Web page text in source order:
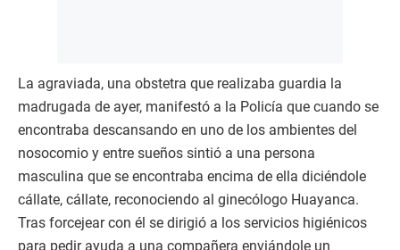
La agraviada, una obstetra que realizaba guardia la
madrugada de ayer, manifestó a la Policía que cuando se
encontraba descansando en uno de los ambientes del
nosocomio y entre sueños sintió a una persona
masculina que se encontraba encima de ella diciéndole
cállate, cállate, reconociendo al ginecólogo Huayanca.
Tras forcejear con él se dirigió a los servicios higiénicos
para pedir ayuda a una compañera enviándole un